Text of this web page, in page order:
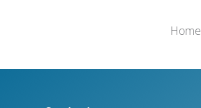
Home